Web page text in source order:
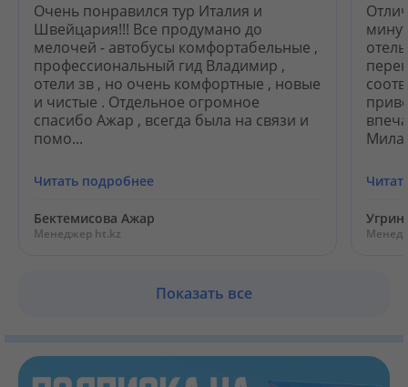
Очень понравился тур Италия и
Швейцария!!! Все продумано до
мелочей - автобусы комфортабельные ,
профессиональный гид Владимир ,
отели зв , но очень комфортные , новые
и чистые . Отдельное огромное
спасибо Ажар , всегда была на связи и
помо...
Читать подробнее
Бектемисова Ажар
Менеджер ht.kz
Показать все